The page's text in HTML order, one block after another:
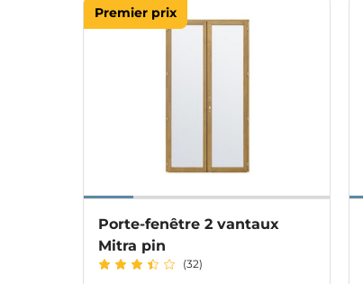
Premier prix
Porte-fenêtre 2 vantaux
Mitra pin
(32)